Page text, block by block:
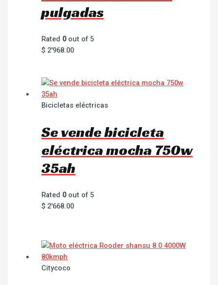
pulgadas
Rated 0out of 5
$ 2'968.00
Bicicletas eléctricas
Se vende bicicleta
eléctrica mocha 750w
35ah
Rated 0out of 5
$ 2'668.00
Citycoco